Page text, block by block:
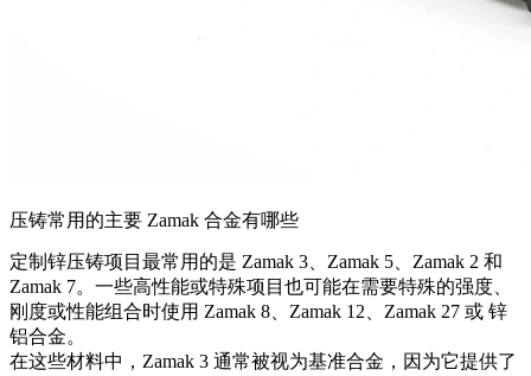
压铸常用的主要 Zamak 合金有哪些
定制锌压铸项目最常用的是 Zamak 3 Zamak 5 Zamak 2 和
Zamak 7。一些高性能或特殊项目也可能在需要特殊的强度、
刚度或性能组合时使用 Zamak 8 Zamak 12 Zamak 27 或 锌
铝合金。
在这些材料中，Zamak 3 通常被视为基准合金，因为它提供了